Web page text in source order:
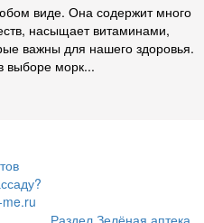
виде. Она содержит много
насыщает витаминами,
важны для нашего здоровья.
выборе морк...
Раздел Зелёная аптека